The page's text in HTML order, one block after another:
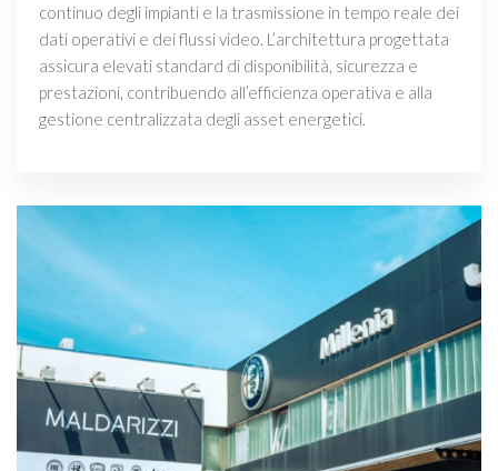
continuo degli impianti e la trasmissione in tempo reale dei
dati operativi e dei flussi video. L’architettura progettata
assicura elevati standard di disponibilità, sicurezza e
prestazioni, contribuendo all’efficienza operativa e alla
gestione centralizzata degli asset energetici.